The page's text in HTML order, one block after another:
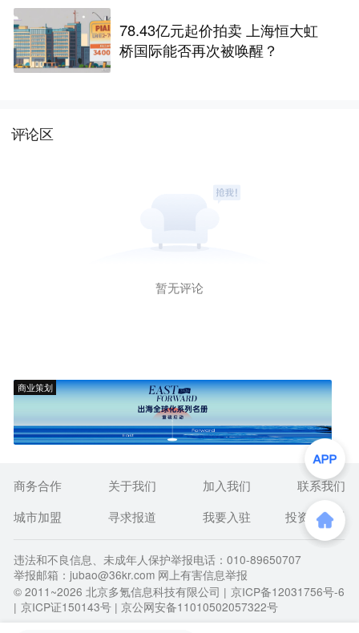
78.43亿元起价拍卖 上海恒大虹
桥国际能否再次被唤醒？
评论区
暂无评论
商业策划
商务合作 关于我们 加入我们
联系我们
城市加盟
寻求报道 我要入驻 投资者关系
违法和不良信息、未成年人保护举报电话：010-89650707
举报邮箱：jubao@36kr.com 网上有害信息举报
© 2011~2026 北京多氪信息科技有限公司 | 京ICP备12031756号-6
| 京ICP证150143号 | 京公网安备11010502057322号